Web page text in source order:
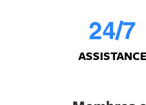
24/7
ASSISTANCE